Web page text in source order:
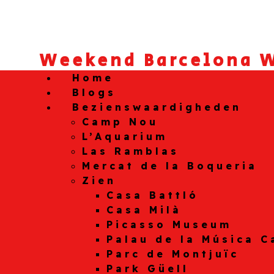
Weekend Barcelona
Home
Blogs
Bezienswaardigheden
Camp Nou
L’Aquarium
Las Ramblas
Mercat de la Boqueria
Zien
Casa Battló
Casa Milà
Picasso Museum
Palau de la Música
Parc de Montjuïc
Park Güell